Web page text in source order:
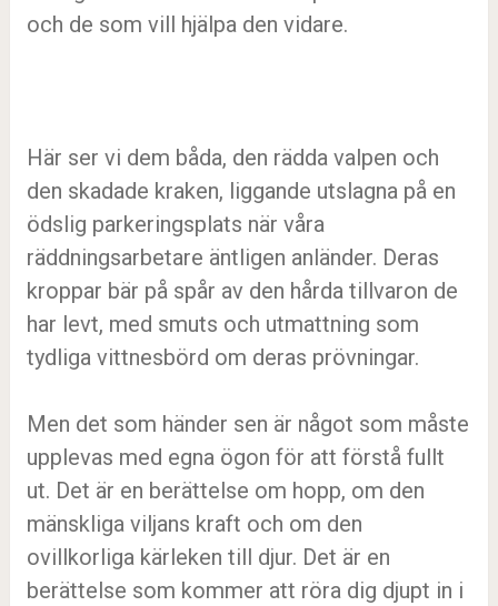
och de som vill hjälpa den vidare.
Här ser vi dem båda, den rädda valpen och
den skadade kraken, liggande utslagna på en
ödslig parkeringsplats när våra
räddningsarbetare äntligen anländer. Deras
kroppar bär på spår av den hårda tillvaron de
har levt, med smuts och utmattning som
tydliga vittnesbörd om deras prövningar.
Men det som händer sen är något som måste
upplevas med egna ögon för att förstå fullt
ut. Det är en berättelse om hopp, om den
mänskliga viljans kraft och om den
ovillkorliga kärleken till djur. Det är en
berättelse som kommer att röra dig djupt in i